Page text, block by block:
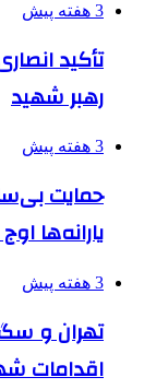
3 هفته پیش
تأکید
رهبر شهید
3 هفته پیش
حمایت
یارانه‌ها
3 هفته پیش
تهران و
اقدامات